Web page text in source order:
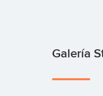
Galería